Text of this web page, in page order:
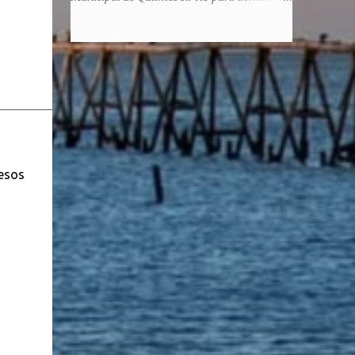
remunerativo. Algunos no cobraban
estipendio -depende el cargo- pero tenían
importantísimos beneficios económicos".
Siguie diciendo Castellano: "Los ...
convertirse en un relator de la historia de
tantos inmigrantes que llegaron a la
Argentina para hacer la América. La
historia, escrita por el propio protagonista y
Julio Molina -a la sazón director de la
pieza-, va contando la vida del Galego, que
llegó al país y que trabajando fue quemando
etapas, esforzándose a puro pulmón. Pero
también está lo vivido en su España natal,
con el tema de la guerra civil que sufrió la
familia y tuvo la grieta que instaló el
generalisimo Franco con una enorme cuota
de torturas, persecución, secuestros,
prisiones. El dolor vivido en carne propia y
trasladado a la piel, para contar todo lo
padecido. El relato tiene morriña, saudades,
el canto a Galicia, tierra de los padres y